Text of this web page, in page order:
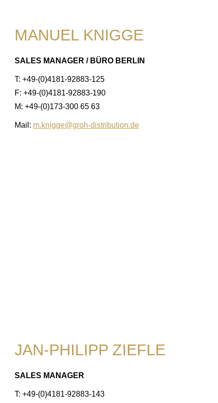
MANUEL KNIGGE
SALES MANAGER / BÜRO BERLIN
T: +49-(0)4181-92883-125
F: +49-(0)4181-92883-190
M: +49-(0)173-300 65 63
Mail: m.knigge@groh-distribution.de
JAN-PHILIPP ZIEFLE
SALES MANAGER
T: +49-(0)4181-92883-143